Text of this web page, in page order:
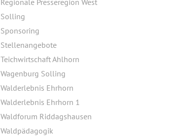
Regionale Presseregion West
Solling
Sponsoring
Stellenangebote
Teichwirtschaft Ahlhorn
Wagenburg Solling
Walderlebnis Ehrhorn
Walderlebnis Ehrhorn 1
Waldforum Riddagshausen
Waldpädagogik